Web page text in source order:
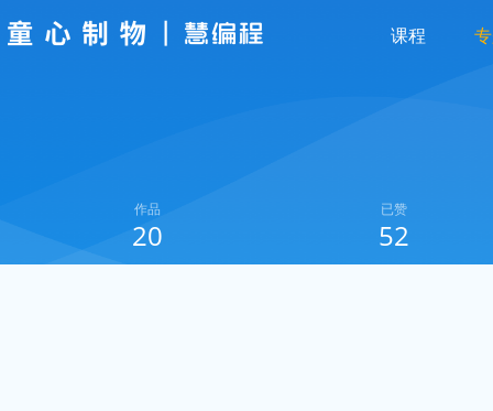
课程
作品
20
已赞
52